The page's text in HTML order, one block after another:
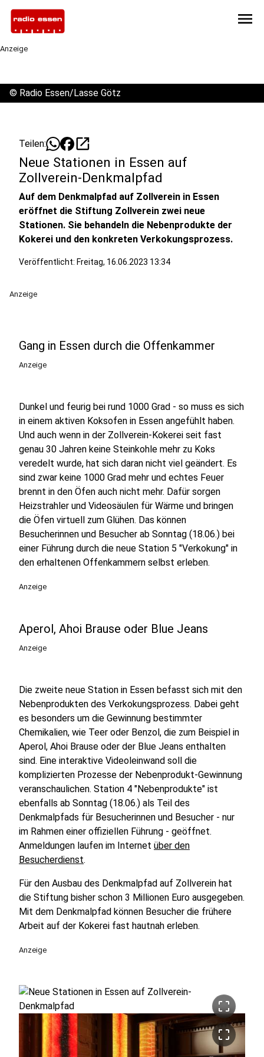
menu
Anzeige
© Radio Essen/Lasse Götz
Teilen: open_in_new
Neue Stationen in Essen auf
Zollverein-Denkmalpfad
Auf dem Denkmalpfad auf Zollverein in Essen
eröffnet die Stiftung Zollverein zwei neue
Stationen. Sie behandeln die Nebenprodukte der
Kokerei und den konkreten Verkokungsprozess.
Veröffentlicht: Freitag, 16.06.2023 13:34
Anzeige
Gang in Essen durch die Offenkammer
Anzeige
Dunkel und feurig bei rund 1000 Grad - so muss es sich
in einem aktiven Koksofen in Essen angefühlt haben.
Und auch wenn in der Zollverein-Kokerei seit fast
genau 30 Jahren keine Steinkohle mehr zu Koks
veredelt wurde, hat sich daran nicht viel geändert. Es
sind zwar keine 1000 Grad mehr und echtes Feuer
brennt in den Öfen auch nicht mehr. Dafür sorgen
Heizstrahler und Videosäulen für Wärme und bringen
die Öfen virtuell zum Glühen. Das können
Besucherinnen und Besucher ab Sonntag (18.06.) bei
einer Führung durch die neue Station 5 "Verkokung" in
den erhaltenen Offenkammern selbst erleben.
Anzeige
Aperol, Ahoi Brause oder Blue Jeans
Anzeige
Die zweite neue Station in Essen befasst sich mit den
Nebenprodukten des Verkokungsprozess. Dabei geht
es besonders um die Gewinnung bestimmter
Chemikalien, wie Teer oder Benzol, die zum Beispiel in
Aperol, Ahoi Brause oder der Blue Jeans enthalten
sind. Eine interaktive Videoleinwand soll die
komplizierten Prozesse der Nebenprodukt-Gewinnung
veranschaulichen. Station 4 "Nebenprodukte" ist
ebenfalls ab Sonntag (18.06.) als Teil des
Denkmalpfads für Besucherinnen und Besucher - nur
im Rahmen einer offiziellen Führung - geöffnet.
Anmeldungen laufen im Internet über den
Besucherdienst.
Für den Ausbau des Denkmalpfad auf Zollverein hat
die Stiftung bisher schon 3 Millionen Euro ausgegeben.
Mit dem Denkmalpfad können Besucher die frühere
Arbeit auf der Kokerei fast hautnah erleben.
Anzeige
crop_free
crop_free